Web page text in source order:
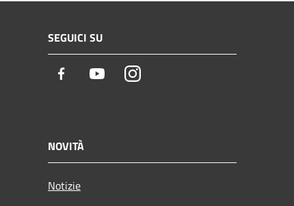
SEGUICI SU
Facebook YoutubeInstagram
NOVITÀ
Notizie